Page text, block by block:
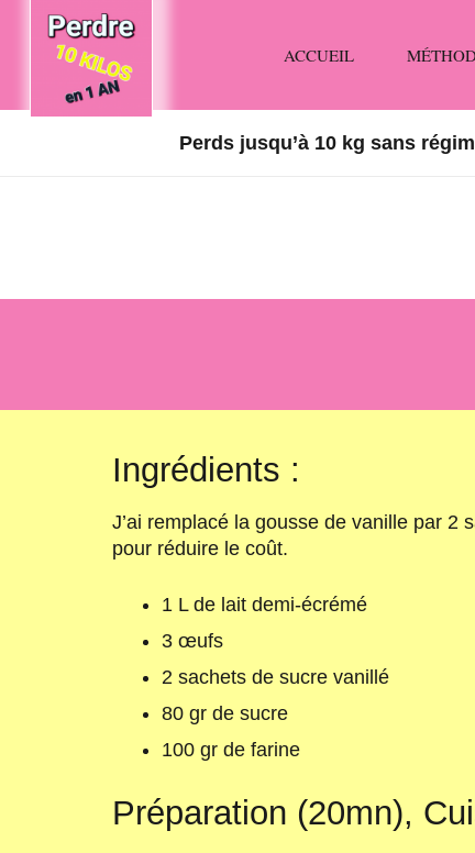
ACCUEIL
Perds jusqu’à 10 kg sans
Ingrédients :
J’ai remplacé la gousse de vanille par 2
pour réduire le coût.
1 L de lait demi-écrémé
3 œufs
2 sachets de sucre vanillé
80 gr de sucre
100 gr de farine
Préparation (20mn),